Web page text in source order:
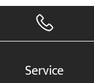
Service